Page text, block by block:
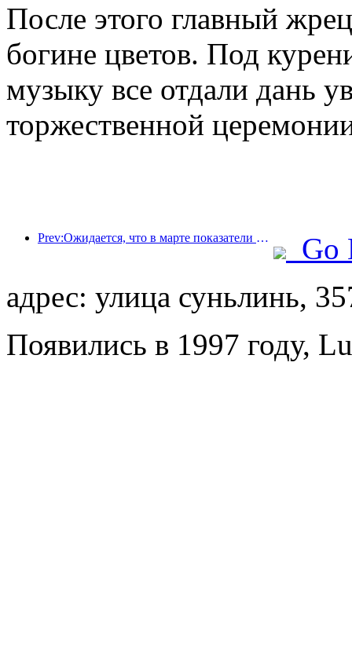
После этого главный
богине цветов. Под
музыку все отдали дань
торжественной
Prev:Ожидается, что в марте показатели гостиничного бизнеса в Ханчжоу продолжат расти благодаря концертам и мероприятиям
Go
адрес: улица суньлинь,
Появились в 1997 году,